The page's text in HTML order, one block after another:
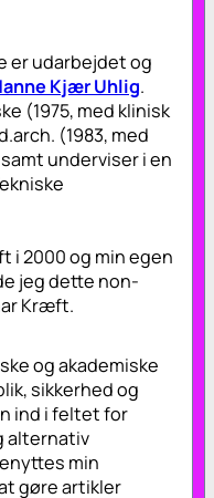
er udarbejdet og
Kjær Uhlig.
(1975, med klinisk
(1983, med
underviser i en
i 2000 og min egen
jeg dette non-
Kræft.
og akademiske
sikkerhed og
ind i feltet for
alternativ
min
gøre artikler